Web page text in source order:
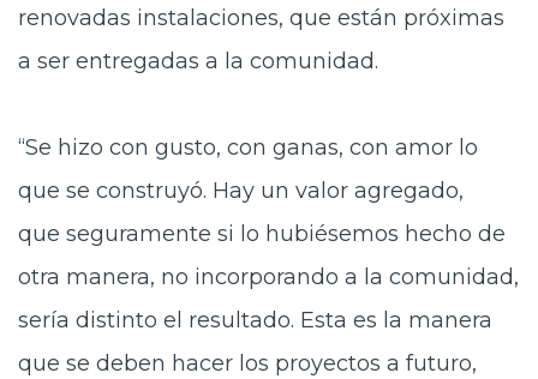
renovadas instalaciones, que están próximas
a ser entregadas a la comunidad.
“Se hizo con gusto, con ganas, con amor lo
que se construyó. Hay un valor agregado,
que seguramente si lo hubiésemos hecho de
otra manera, no incorporando a la comunidad,
sería distinto el resultado. Esta es la manera
que se deben hacer los proyectos a futuro,